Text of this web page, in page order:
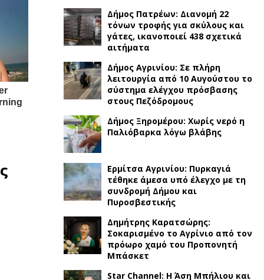
Δήμος Πατρέων: Διανομή 22
τόνων τροφής για σκύλους και
γάτες, ικανοποιεί 438 σχετικά
αιτήματα
Δήμος Αγρινίου: Σε πλήρη
λειτουργία από 10 Αυγούστου το
σύστημα ελέγχου πρόσβασης
στους Πεζόδρομους
Δήμος Ξηρομέρου: Χωρίς νερό η
Παλιόβαρκα λόγω βλάβης
Ερμίτσα Αγρινίου: Πυρκαγιά
τέθηκε άμεσα υπό έλεγχο με τη
συνδρομή Δήμου και
Πυροσβεστικής
Δημήτρης Καρατσώρης:
Σοκαρισμένο το Αγρίνιο από τον
πρόωρο χαμό του Προπονητή
Μπάσκετ
Star Channel: Η Άση Μπήλιου και